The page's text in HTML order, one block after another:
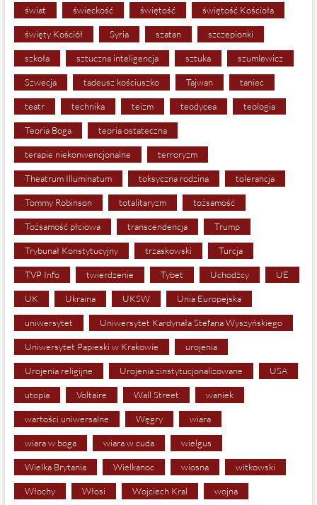
świat świeckość świętość świętość Kościoła
święty Kościół Syria szatan szczepionki
szkoła sztuczna inteligencja sztuka szumlewicz
Szwecja tadeusz kościuszko Tajwan taniec
teatr technika teizm teodycea teologia
Teoria Boga teoria ostateczna
terapie niekonwencjonalne terroryzm
Theatrum Illuminatum toksyczna rodzina tolerancja
Tommy Robinson totalitaryzm tożsamość
Tożsamość płciowa transcendencja Trump
Trybunał Konstytucyjny trzaskowski Turcja
TVP Info twierdzenie Tybet Uchodźcy UE
UK Ukraina UKSW Unia Europejska
uniwersytet Uniwersytet Kardynała Stefana Wyszyńskiego
Uniwersytet Papieski w Krakowie urojenia
Urojenia religijne Urojenia zinstytucjonalizowane USA
utopia Voltaire Wall Street waniek
wartości uniwersalne Węgry wiara
wiara w boga wiara w cuda wielgus
Wielka Brytania Wielkanoc wiosna witkowski
Włochy Włosi Wojciech Kral wojna